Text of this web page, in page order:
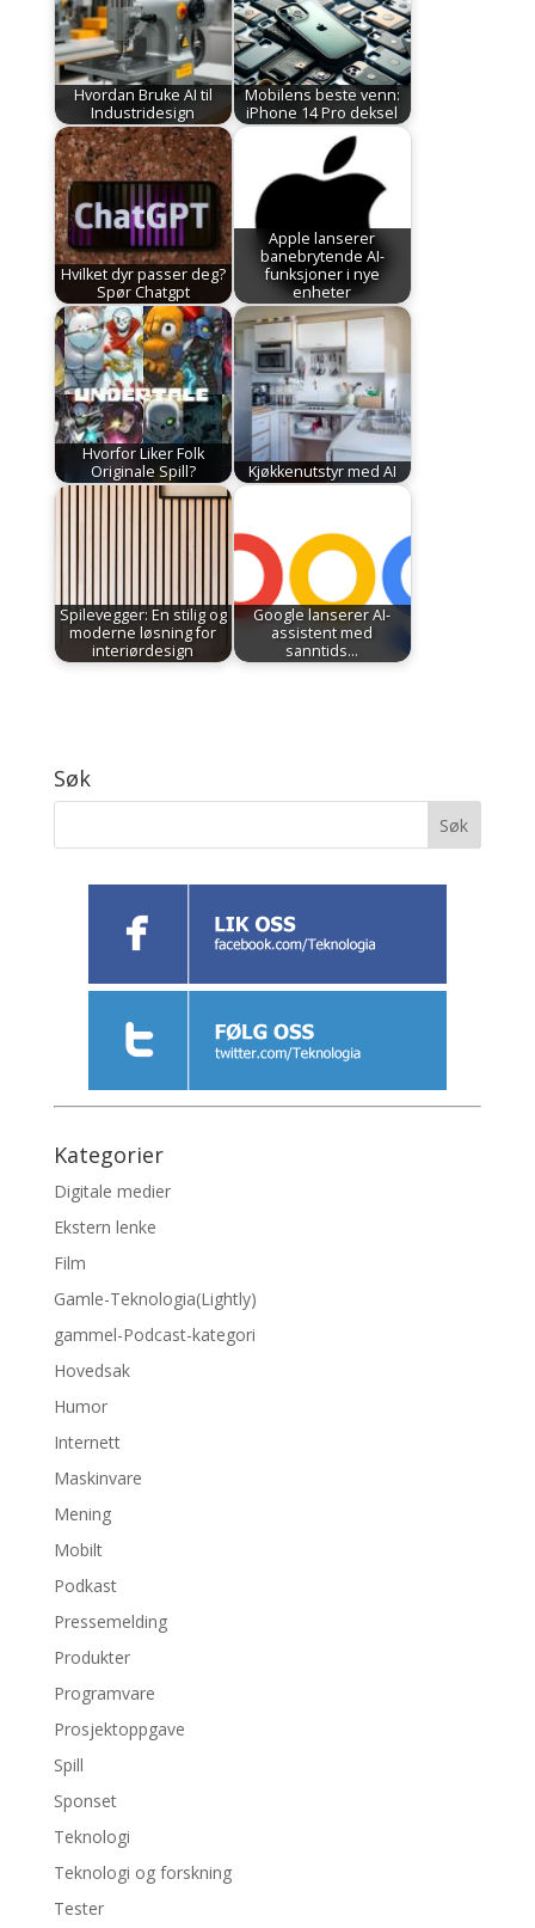
Hvordan Bruke AI til
Industridesign
Mobilens beste venn:
iPhone 14 Pro deksel
Hvilket dyr passer deg?
Spør Chatgpt
Apple lanserer
banebrytende AI-
funksjoner i nye
enheter
Hvorfor Liker Folk
Originale Spill?
Kjøkkenutstyr med AI
Spilevegger: En stilig og
moderne løsning for
interiørdesign
Google lanserer AI-
assistent med
sanntids…
Søk
Kategorier
Digitale medier
Ekstern lenke
Film
Gamle-Teknologia(Lightly)
gammel-Podcast-kategori
Hovedsak
Humor
Internett
Maskinvare
Mening
Mobilt
Podkast
Pressemelding
Produkter
Programvare
Prosjektoppgave
Spill
Sponset
Teknologi
Teknologi og forskning
Tester